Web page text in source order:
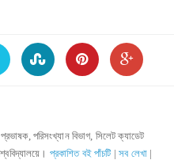
পরিসংখ্যান বিভাগ, সিলেট ক্যাডেট
প্রকাশিত বই পাঁচটি |সব লেখা|